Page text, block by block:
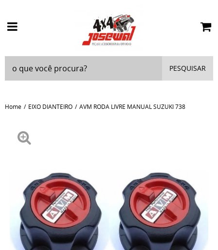
PESQUISAR
Home EIXO DIANTEIRO AVM RODA LIVRE MANUAL SUZUKI 738